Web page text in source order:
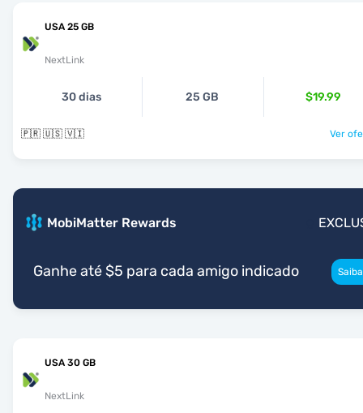
USA 25 GB
NextLink
30 dias 25 GB $19.99
🇵🇷 🇺🇸 🇻🇮 Ver
MobiMatter Rewards
Ganhe até $5 para cada amigo indicado
USA 30 GB
NextLink